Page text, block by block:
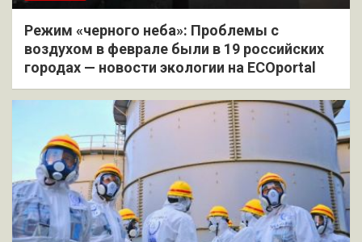
Режим «черного неба»: Проблемы с
воздухом в феврале были в 19 российских
городах — новости экологии на ECOportal